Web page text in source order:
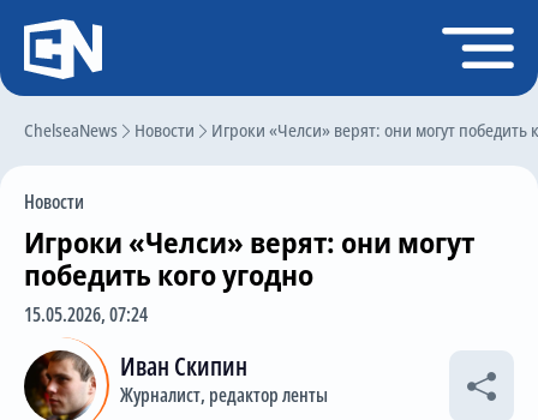
ChelseaNews Новости Игроки «Челси» верят: они могут победить
Новости
Игроки «Челси» верят: они могут
победить кого угодно
15.05.2026, 07:24
Иван Скипин
Журналист, редактор ленты
Регистрация
Главная
Трансферы
Слухи
История Челси
Статистика